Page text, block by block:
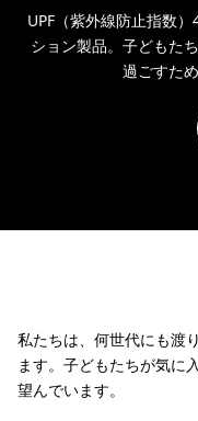
UPF（紫外線防止指数
ション製品。子どもた
過ごすた
私たちは、何世代にも渡
ます。子どもたちが気に
望んでいます。